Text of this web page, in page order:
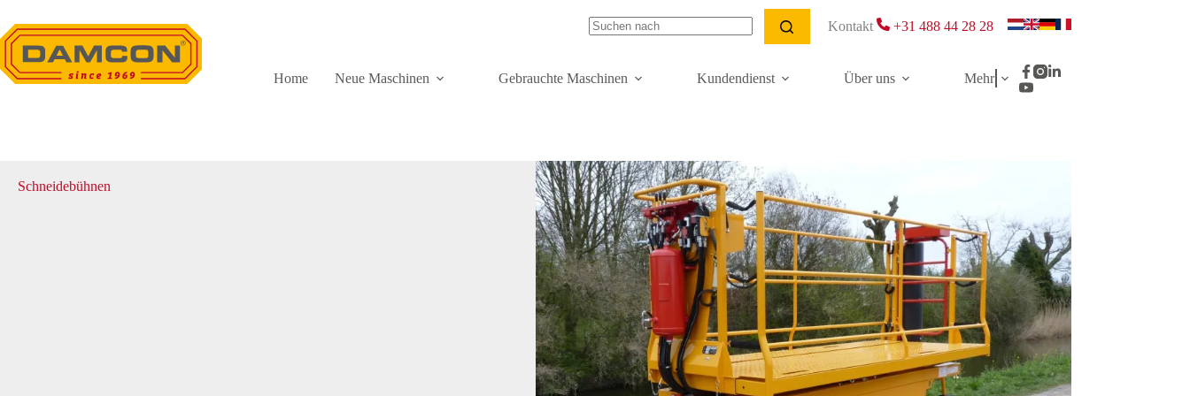
Inhalt
springen
Kontakt +31 488 44 28 28
Home Neue Maschinen Gebrauchte Maschinen Kundendienst Über uns Mehr
Schneidebühnen